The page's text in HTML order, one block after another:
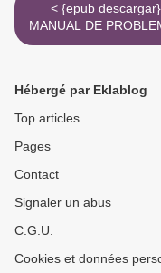
< {epub descargar}
MANUAL DE
DE CONDUCTA
Hébergé par Eklablog
Top articles
Pages
Contact
Signaler un abus
C.G.U.
Cookies et données